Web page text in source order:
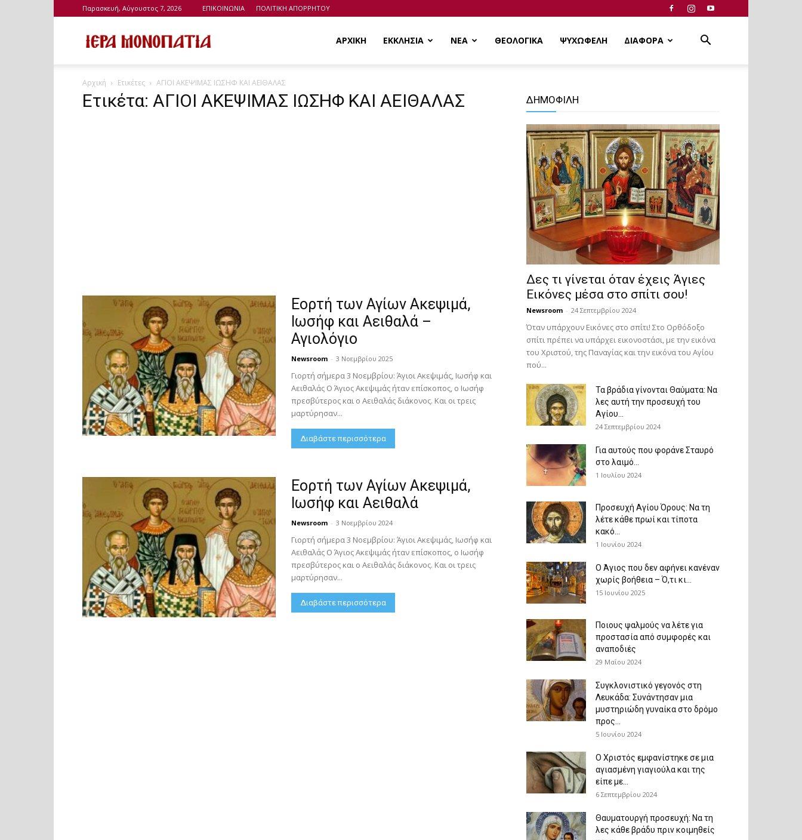
Παρασκευή, Αύγουστος 7, 2026 ΕΠΙΚΟΙΝΩΝΙΑ ΠΟΛΙΤΙΚΗ ΑΠΟΡΡΗΤΟΥ
Μονοπάτια
ΑΡΧΙΚΗ ΕΚΚΛΗΣΙΑ ΝΕΑ ΘΕΟΛΟΓΙΚΑ ΨΥΧΩΦΕΛΗ ΔΙΑΦΟΡΑ
Αρχική Ετικέτες ΑΓΙΟΙ ΑΚΕΨΙΜΑΣ ΙΩΣΗΦ ΚΑΙ ΑΕΙΘΑΛΑΣ
Ετικέτα: ΑΓΙΟΙ ΑΚΕΨΙΜΑΣ ΙΩΣΗΦ ΚΑΙ ΑΕΙΘΑΛΑΣ
Εορτή των Αγίων Ακεψιμά,
Ιωσήφ και Αειθαλά –
Αγιολόγιο
Newsroom - 3 Νοεμβρίου 2025
Γιορτή σήμερα 3 Νοεμβρίου: Άγιοι Ακεψιμάς, Ιωσήφ και
Αειθαλάς Ο Άγιος Ακεψιμάς ήταν επίσκοπος, ο Ιωσήφ
πρεσβύτερος και ο Αειθαλάς διάκονος. Και οι τρεις
μαρτύρησαν...
Διαβάστε περισσότερα
Εορτή των Αγίων Ακεψιμά,
Ιωσήφ και Αειθαλά
Newsroom - 3 Νοεμβρίου 2024
Γιορτή σήμερα 3 Νοεμβρίου: Άγιοι Ακεψιμάς, Ιωσήφ και
Αειθαλάς Ο Άγιος Ακεψιμάς ήταν επίσκοπος, ο Ιωσήφ
πρεσβύτερος και ο Αειθαλάς διάκονος. Και οι τρεις
μαρτύρησαν...
Διαβάστε περισσότερα
ΔΗΜΟΦΙΛΗ
Δες τι γίνεται όταν έχεις Άγιες
Εικόνες μέσα στο σπίτι σου!
Newsroom - 24 Σεπτεμβρίου 2024
Όταν υπάρχουν Εικόνες στο σπίτι! Στο Ορθόδοξο
σπίτι πρέπει να υπάρχει εικονοστάσι, με την εικόνα
του Χριστού, της Παν­αγίας και την εικόνα του Αγίου
πού...
Τα βράδια γίνονται Θαύματα: Να
λες αυτή την προσευχή του
Αγίου...
24 Σεπτεμβρίου 2024
Για αυτούς που φοράνε Σταυρό
στο λαιμό…
1 Ιουλίου 2024
Προσευχή Αγίου Όρους: Να τη
λέτε κάθε πρωί και τίποτα
κακό...
1 Ιουνίου 2024
Ο Άγιος που δεν αφήνει κανέναν
χωρίς βοήθεια – Ό,τι κι...
15 Ιουνίου 2025
Ποιους ψαλμούς να λέτε για
προστασία από συμφορές και
αναποδιές
29 Μαΐου 2024
Συγκλονιστικό γεγονός στη
Λευκάδα: Συνάντησαν μια
μυστηριώδη γυναίκα στο δρόμο
προς...
5 Ιουνίου 2024
Ο Χριστός εμφανίστηκε σε μια
αγιασμένη γιαγιούλα και της
είπε με...
6 Σεπτεμβρίου 2024
Θαυματουργή προσευχή: Να τη
λες κάθε βράδυ πριν κοιμηθείς